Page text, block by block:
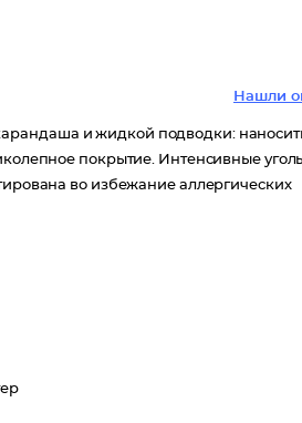
Нашли
и жидкой подводки:
покрытие. Интенсивные
во избежание аллергических